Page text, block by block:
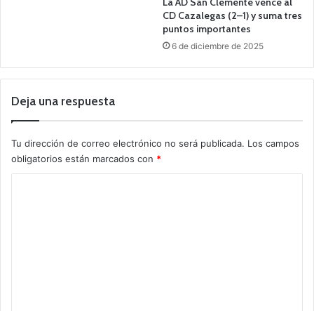
CD Cazalegas (2–1) y suma tres
puntos importantes
6 de diciembre de 2025
Deja una respuesta
Tu dirección de correo electrónico no será publicada. Los campos
obligatorios están marcados con *